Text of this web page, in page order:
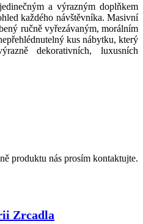
a výrazným doplňkem
každého návštěvníka. Masivní
ručně vyřezávaným, morálním
kus nábytku, který
dekorativních, luxusních
produktu nás prosím kontaktujte.
Zrcadla